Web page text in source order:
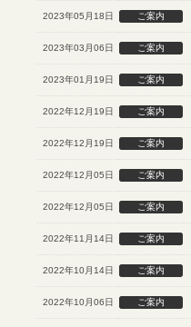
2023年05月18日 ご案内
2023年03月06日 ご案内
2023年01月19日 ご案内
2022年12月19日 ご案内
2022年12月19日 ご案内
2022年12月05日 ご案内
2022年12月05日 ご案内
2022年11月14日 ご案内
2022年10月14日 ご案内
2022年10月06日 ご案内